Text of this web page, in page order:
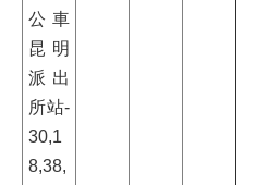
公車
昆明
派出
所站-
30,1
8,38,